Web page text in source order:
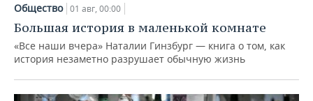
Общество 01 авг, 00:00
Большая история в маленькой комнате
«Все наши вчера» Наталии Гинзбург — книга о том, как
история незаметно разрушает обычную жизнь